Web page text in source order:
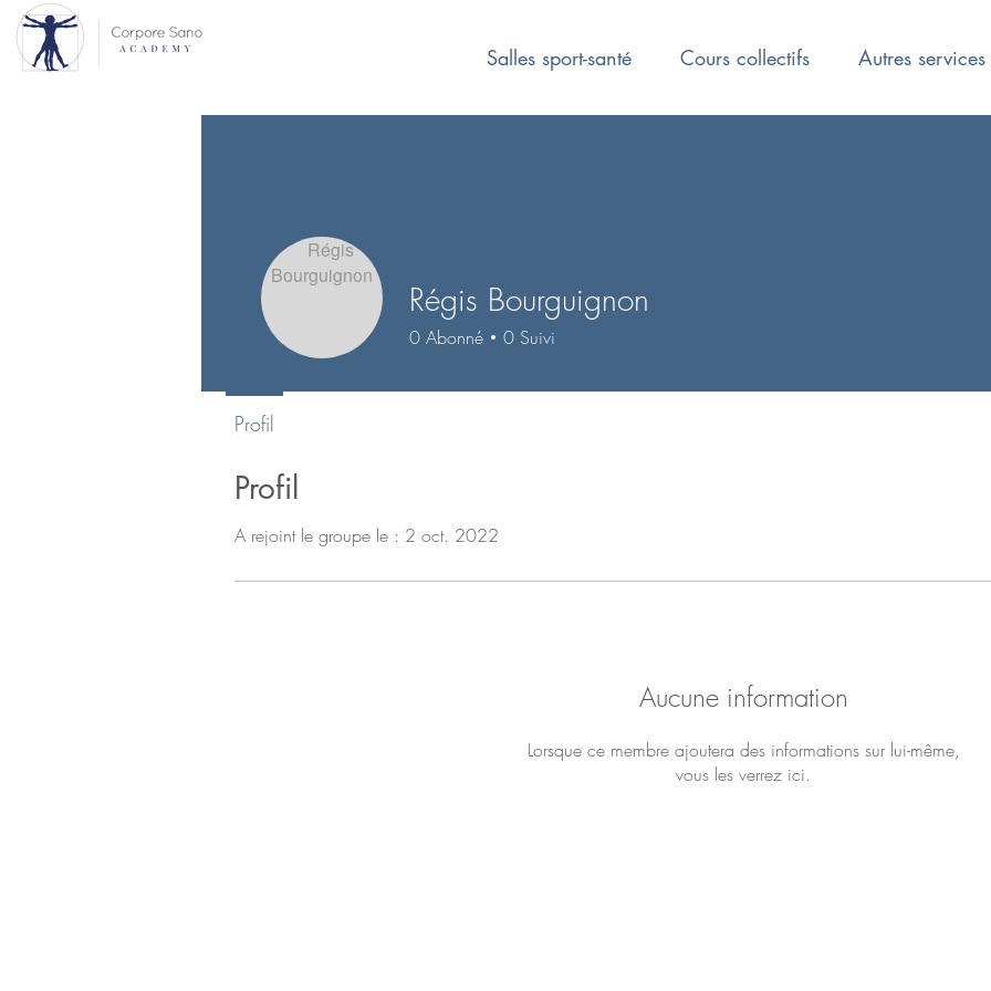
Salles sport-santé Cours collectifs Autres services
Profil
A rejoint le groupe le : 2 oct. 2022
Aucune information
Lorsque ce membre ajoutera des informations sur lui-même,
vous les verrez ici.
Régis Bourguignon
0 Abonné 0 Suivi
Profil